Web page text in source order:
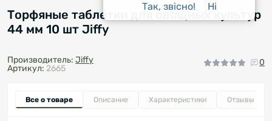
Торфяные таблетки для овощных культур
44 мм 10 шт Jiffy
Производитель: Jiffy
Артикул: 2665
0
Все о товаре Описание Характеристики Отзывы
Так, звісно!
Ні